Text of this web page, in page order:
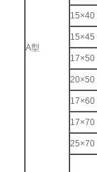
A型
15×40
15×45
17×50
20×50
17×60
17×70
25×70